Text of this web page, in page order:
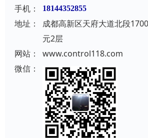
手机：
18144352855
地址：
成都高新区天府大道北段
元2层
网站：
www.control118.com
微信：